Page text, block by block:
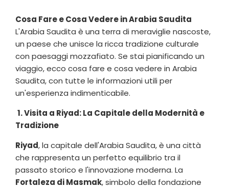
Cosa Fare e Cosa Vedere inArabia Saudita
L'Arabia Saudita è una terra di meraviglie nascoste,
un paese che unisce la ricca tradizione culturale
con paesaggi mozzafiato. Se stai pianificando un
viaggio, ecco cosa fare e cosa vedere in Arabia
Saudita, con tutte le informazioni utili per
un'esperienza indimenticabile.
1. Visita a Riyad: La Capitale della Modernità e
Tradizione
Riyad, la capitale dell'Arabia Saudita, è una città
che rappresenta un perfetto equilibrio tra il
passato storico e l'innovazione moderna. La
Fortaleza di Masmak, simbolo della fondazione